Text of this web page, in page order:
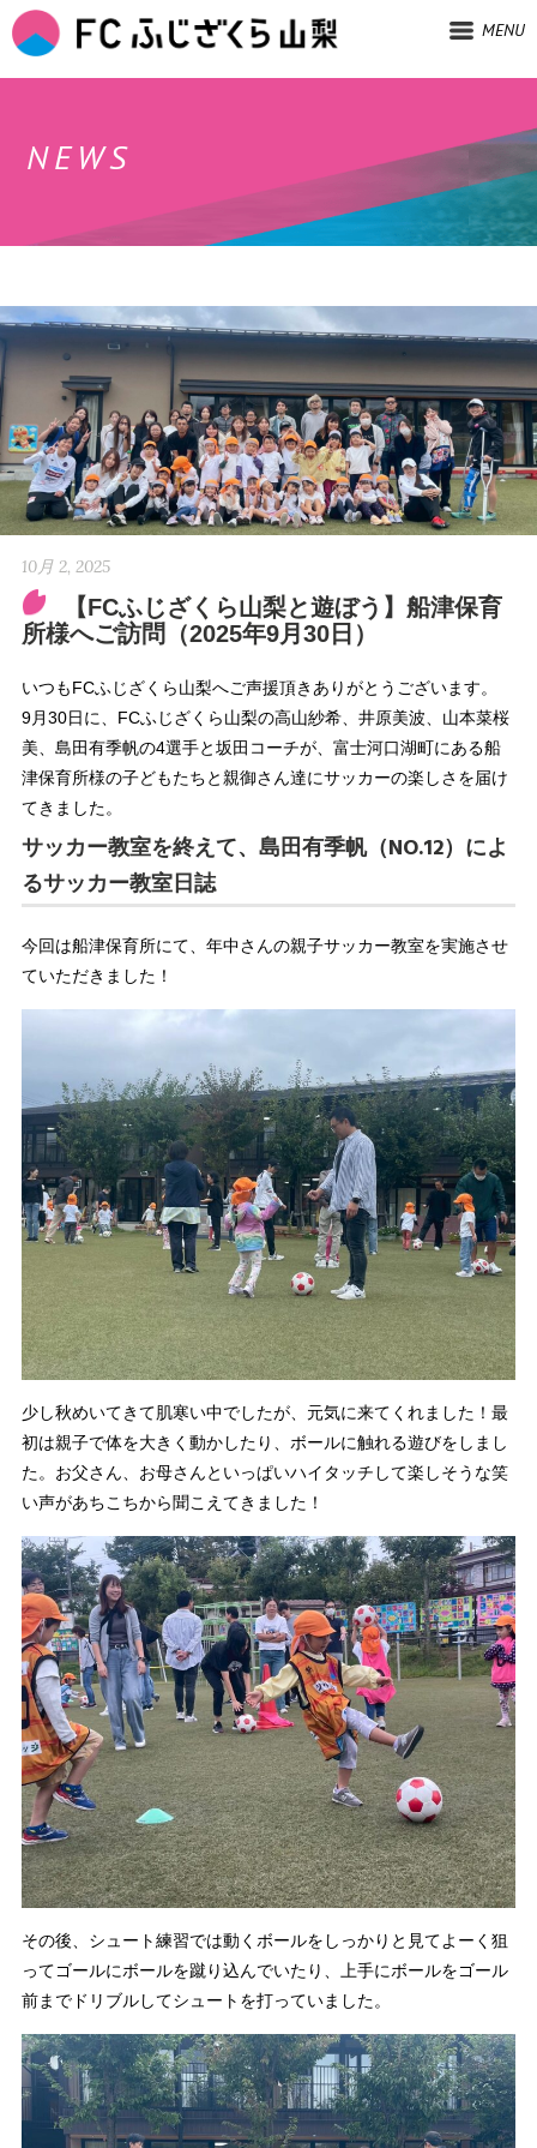
MENU
NEWS
10月 2, 2025
【FCふじざくら山梨と遊ぼう】船津保育
所様へご訪問（2025年9月30日）
いつもFCふじざくら山梨へご声援頂きありがとうございます。
9月30日に、FCふじざくら山梨の高山紗希、井原美波、山本菜桜
美、島田有季帆の4選手と坂田コーチが、富士河口湖町にある船
津保育所様の子どもたちと親御さん達にサッカーの楽しさを届け
てきました。
サッカー教室を終えて、島田有季帆（NO.12）によ
るサッカー教室日誌
今回は船津保育所にて、年中さんの親子サッカー教室を実施させ
ていただきました！
少し秋めいてきて肌寒い中でしたが、元気に来てくれました！最
初は親子で体を大きく動かしたり、ボールに触れる遊びをしまし
た。お父さん、お母さんといっぱいハイタッチして楽しそうな笑
い声があちこちから聞こえてきました！
その後、シュート練習では動くボールをしっかりと見てよーく狙
ってゴールにボールを蹴り込んでいたり、上手にボールをゴール
前までドリブルしてシュートを打っていました。